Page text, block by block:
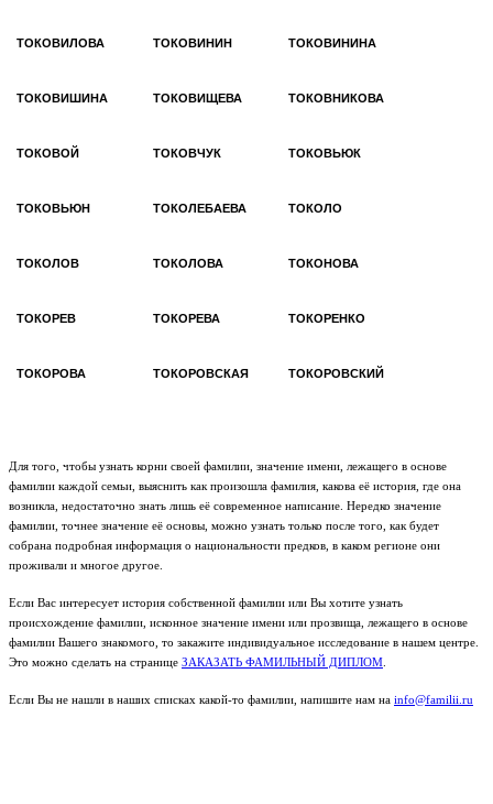
ТОКОВИЛОВА ТОКОВИНИН ТОКОВИНИНА
ТОКОВИШИНА ТОКОВИЩЕВА ТОКОВНИКОВА
ТОКОВОЙ ТОКОВЧУК ТОКОВЬЮК
ТОКОВЬЮН ТОКОЛЕБАЕВА ТОКОЛО
ТОКОЛОВ ТОКОЛОВА ТОКОНОВА
ТОКОРЕВ ТОКОРЕВА ТОКОРЕНКО
ТОКОРОВА ТОКОРОВСКАЯ ТОКОРОВСКИЙ
Для того, чтобы узнать корни своей фамилии, значение имени, лежащего в основе
фамилии каждой семьи, выяснить как произошла фамилия, какова её история, где она
возникла, недостаточно знать лишь её современное написание. Нередко значение
фамилии, точнее значение её основы, можно узнать только после того, как будет
собрана подробная информация о национальности предков, в каком регионе они
проживали и многое другое.
Если Вас интересует история собственной фамилии или Вы хотите узнать
происхождение фамилии, исконное значение имени или прозвища, лежащего в основе
фамилии Вашего знакомого, то закажите индивидуальное исследование в нашем центре.
Это можно сделать на странице ЗАКАЗАТЬ ФАМИЛЬНЫЙ ДИПЛОМ
Если Вы не нашли в наших списках какой-то фамилии, напишите нам на info@familii.ru